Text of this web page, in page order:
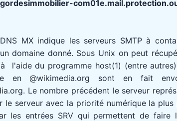
gordesimmobilier-
MX indique les serveurs SMTP à
domaine donné. Sous Unix on peut
l'aide du programme host(1) (entre
en @wikimedia.org sont en fait
Le nombre précédent le serveur
le serveur avec la priorité numérique la
les entrées SRV qui permettent de